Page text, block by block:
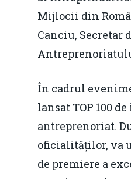
Mijlocii din
Canciu, Secretar
În cadrul
lansat TOP 100
antreprenoriat.
oficialităților, va
de premiere a